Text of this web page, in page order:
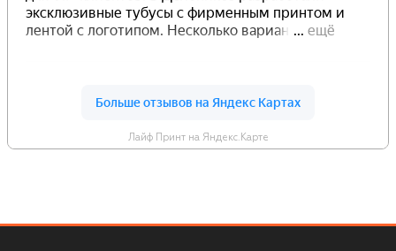
Лайф Принт на Яндекс.Карте